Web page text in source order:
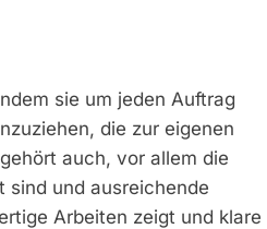
sie um jeden Auftrag
die zur eigenen
auch, vor allem die
sind und ausreichende
Arbeiten zeigt und klare